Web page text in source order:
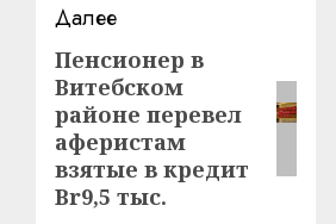
Далее
Следующая
запись:
Пенсионер в
Витебском
районе перевел
аферистам
взятые в кредит
Br9,5 тыс.